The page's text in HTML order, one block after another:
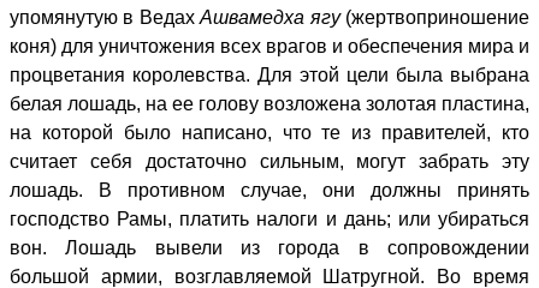
упомянутую в ВедахАшвамедха ягу(жертвоприношение
коня) для уничтожения всех врагов и обеспечения мира и
процветания королевства. Для этой цели была выбрана
белая лошадь, на ее голову возложена золотая пластина,
на которой было написано, что те из правителей, кто
считает себя достаточно сильным, могут забрать эту
лошадь. В противном случае, они должны принять
господство Рамы, платить налоги и дань; или убираться
вон. Лошадь вывели из города в сопровождении
большой армии, возглавляемой Шатругной. Во время